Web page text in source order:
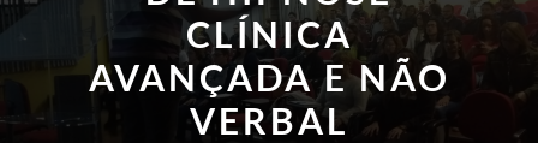
CLÍNICA
AVANÇADA E NÃO
VERBAL